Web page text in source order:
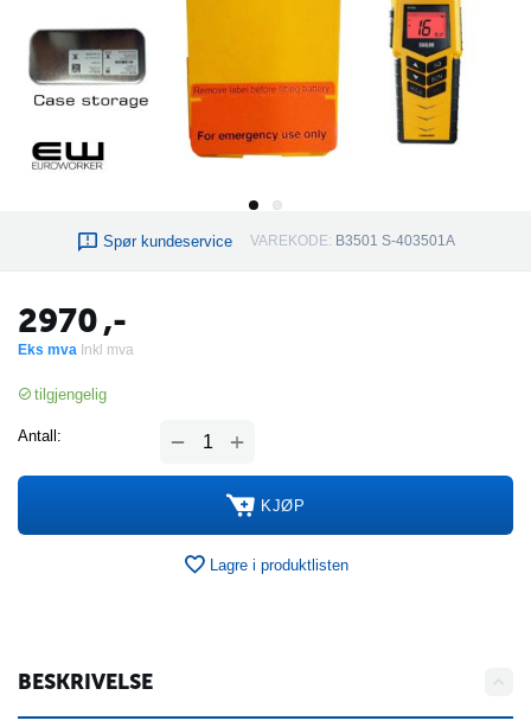
Spør kundeservice VAREKODE: B3501 S-403501A
2970,-
Eks mva Inkl mva
tilgjengelig
Antall: +
−
KJØP
Lagre i produktlisten
BESKRIVELSE